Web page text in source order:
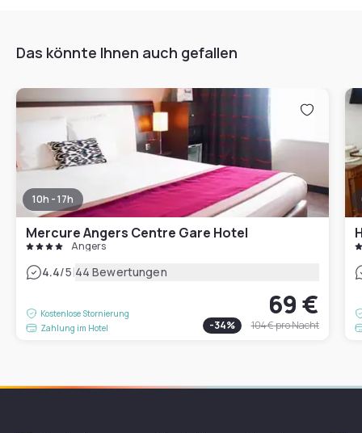
Das könnte Ihnen auch gefallen
10h - 17h
Mercure Angers Centre Gare Hotel
Angers
4.4/5|44 Bewertungen
Kostenlose Stornierung
Zahlung im Hotel
69 €
-34% 104 €pro Nacht